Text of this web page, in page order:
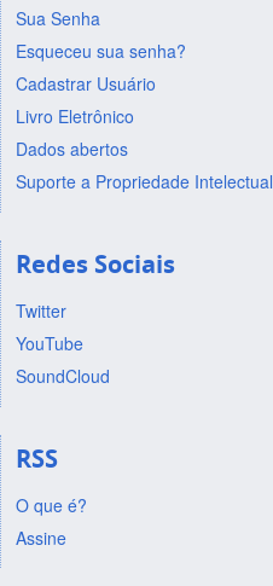
Sua Senha
Esqueceu sua senha?
Cadastrar Usuário
Livro Eletrônico
Dados abertos
Suporte a Propriedade Intelectual
Redes Sociais
Twitter
YouTube
SoundCloud
RSS
O que é?
Assine